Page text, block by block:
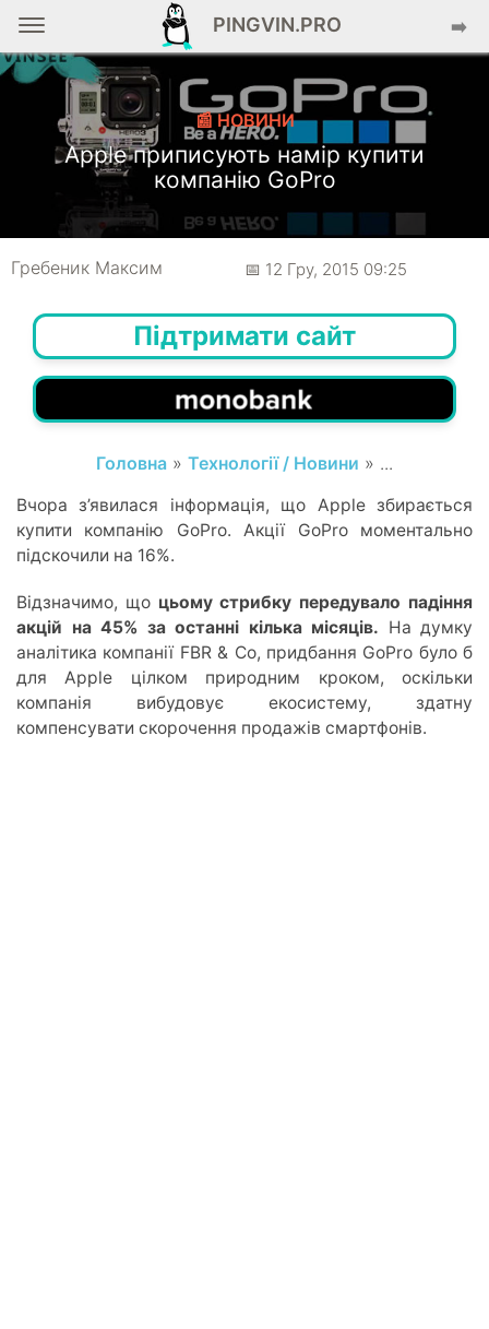
PINGVIN.PRO ➡️
📰 НОВИНИ
Apple приписують намір купити
компанію GoPro
Гребеник Максим 📅 12 Гру, 2015 09:25
Підтримати сайт
Головна » Технології / Новини » ...
Вчора з’явилася інформація, що Apple збирається
купити компанію GoPro. Акції GoPro моментально
підскочили на 16%.
Відзначимо, щоцьому стрибку передувало падіння
акцій на 45% за останні кілька місяців. На думку
аналітика компанії FBR & Co, придбання GoPro було б
для Apple цілком природним кроком, оскільки
компанія вибудовує екосистему, здатну
компенсувати скорочення продажів смартфонів.